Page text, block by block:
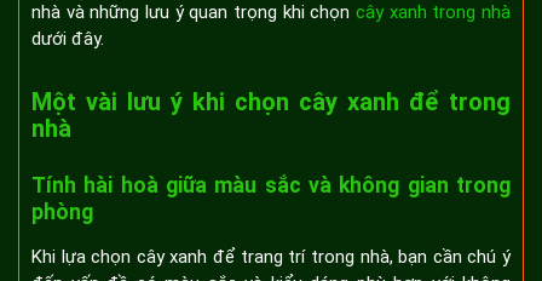
nhà và những lưu ý quan trọng khi chọn cây xanh trong nhà
dưới đây.
Một vài lưu ý khi chọn cây xanh để trong
nhà
Tính hài hoà giữa màu sắc và không gian trong
phòng
Khi lựa chọn cây xanh để trang trí trong nhà, bạn cần chú ý